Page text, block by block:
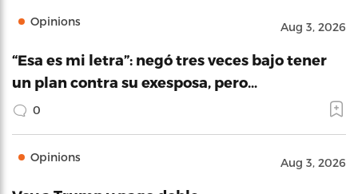
Opinions Aug 3, 2026
“Esa es mi letra”: negó tres veces bajo tener
un plan contra su exesposa, pero…
0
Opinions Aug 3, 2026